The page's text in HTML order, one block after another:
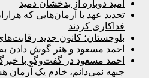
امید دوباره از بدخشان دمید
تجدید عهد با آرمان‌هایی که هزاران
فداکاری کردند
بلوچستان؛ کانون جدید رقابت‌های
احمد مسعود و هنر گوش دادن به
احمد مسعود در گفت‌وگو با خبرگزاری
جبهه نمی‌دانم، خادم یک آرمان هستم»